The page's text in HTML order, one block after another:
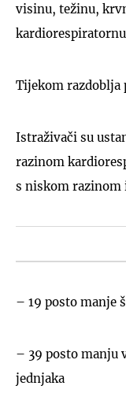
visinu, težinu,
Tijekom razdoblja
Istraživači su
razinom
s niskom razinom
– 19 posto manje
– 39 posto manju
jednjaka